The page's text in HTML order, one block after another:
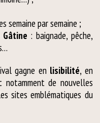
semaine par semaine ;
: baignade, pêche,
gagne en lisibilité, en
notamment de nouvelles
sites emblématiques du